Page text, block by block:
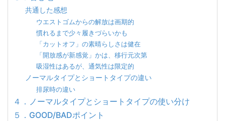
共通した感想
ウエストゴムからの解放は画期的
慣れるまで少々履きづらいかも
「カットオフ」の素晴らしさは健在
「開放感が新感覚」かは、移行元次第
吸湿性はあるが、通気性は限定的
ノーマルタイプとショートタイプの違い
排尿時の違い
４．ノーマルタイプとショートタイプの使い分け
５．GOOD/BADポイント